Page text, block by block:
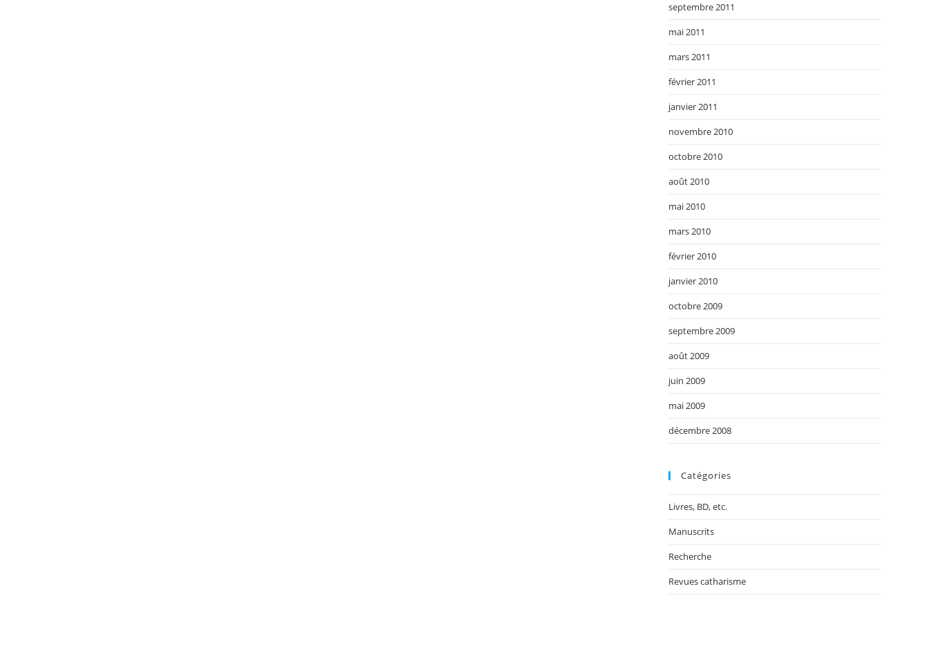
septembre 2011
mai 2011
mars 2011
février 2011
janvier 2011
novembre 2010
octobre 2010
août 2010
mai 2010
mars 2010
février 2010
janvier 2010
octobre 2009
septembre 2009
août 2009
juin 2009
mai 2009
décembre 2008
Catégories
Livres, BD, etc.
Manuscrits
Recherche
Revues catharisme